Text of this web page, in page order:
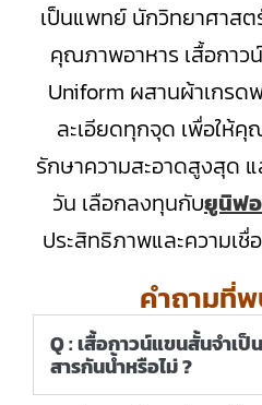
เป็นแพทย์ นักวิทยาศาสต
คุณภาพอาหาร เสื้อกาว
Uniform ผสานผ้าเกรด
ละเอียดทุกจุด เพื่อให้
รักษาความสะอาดสูงสุด
วัน เลือกลงทุนกับยูนิฟ
ประสิทธิภาพและความเ
คำถามที่
Q : เสื้อกาวน์แขนสั้นจำเ
สารกันน้ำหรือไม่ ?